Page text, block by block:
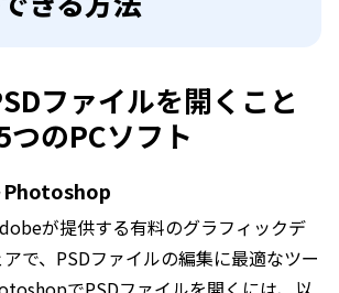
ファイルを開くこと
つのPCソフト
Photoshop
が提供する有料のグラフィックデ
で、PSDファイルの編集に最適なツー